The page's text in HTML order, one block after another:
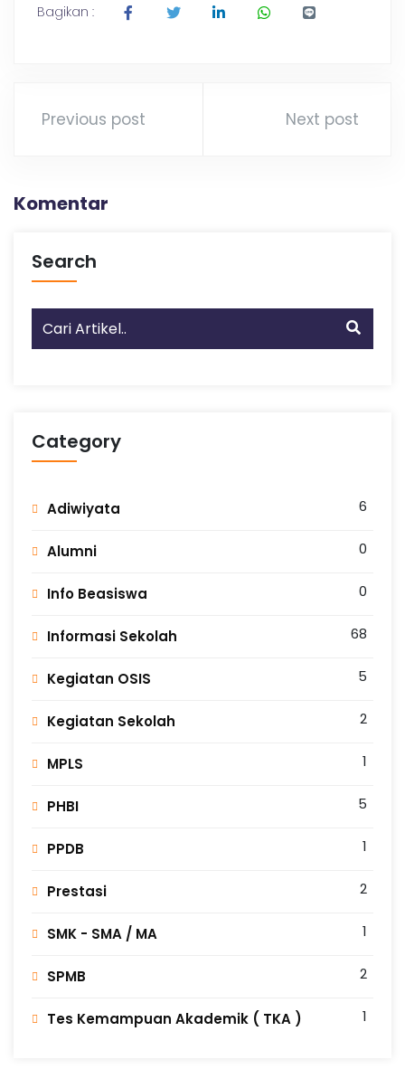
Bagikan :
Previous post Next post
Komentar
Search
Category
Adiwiyata 6
Alumni 0
Info Beasiswa 0
Informasi Sekolah 68
Kegiatan OSIS 5
Kegiatan Sekolah 2
MPLS 1
PHBI 5
PPDB 1
Prestasi 2
SMK - SMA / MA 1
SPMB 2
Tes Kemampuan Akademik ( TKA ) 1